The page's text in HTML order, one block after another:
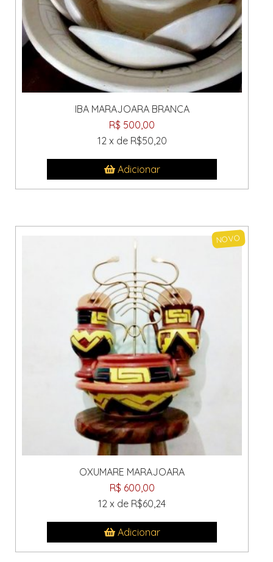
IBA MARAJOARA BRANCA
R$ 500,00
12 x de R$50,20
Adicionar
NOVO
OXUMARE MARAJOARA
R$ 600,00
12 x de R$60,24
Adicionar